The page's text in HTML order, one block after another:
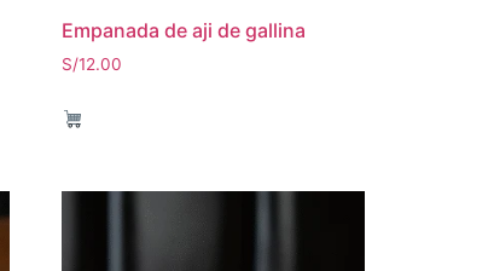
Empanada de aji de gallina
S/12.00